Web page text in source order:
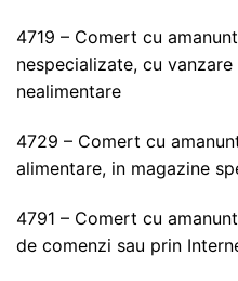
4719 – Comert cu
nespecializate, cu
nealimentare
4729 – Comert cu
alimentare, in magazine
4791 – Comert cu
de comenzi sau prin